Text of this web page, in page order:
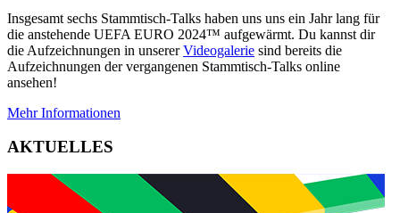
Insgesamt sechs Stammtisch-Talks haben uns uns ein Jahr lang für
die anstehende UEFA EURO 2024™ aufgewärmt. Du kannst dir
die Aufzeichnungen in unsererVideogalerie sind bereits die
Aufzeichnungen der vergangenen Stammtisch-Talks online
ansehen!
Mehr Informationen
AKTUELLES